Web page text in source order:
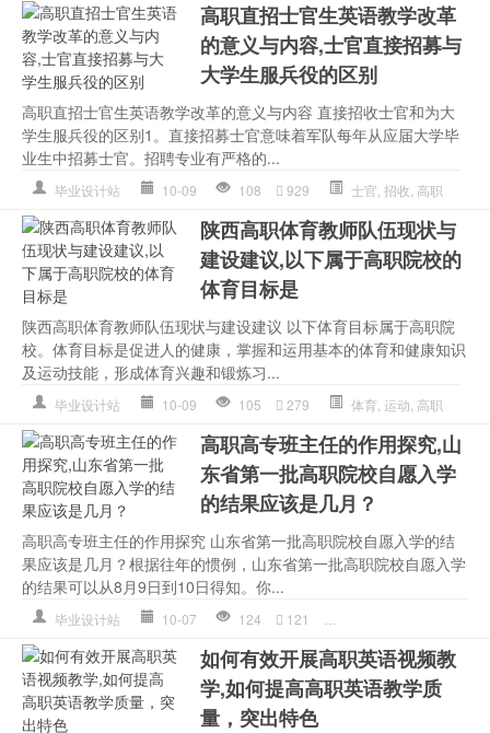
高职直招士官生英语教学改革
的意义与内容,士官直接招募与
大学生服兵役的区别
高职直招士官生英语教学改革的意义与内容 直接招收士官和为大
学生服兵役的区别1。直接招募士官意味着军队每年从应届大学毕
业生中招募士官。招聘专业有严格的...
毕业设计站 10-09 108 929 士官 招收 高职
陕西高职体育教师队伍现状与
建设建议,以下属于高职院校的
体育目标是
陕西高职体育教师队伍现状与建设建议 以下体育目标属于高职院
校。体育目标是促进人的健康，掌握和运用基本的体育和健康知识
及运动技能，形成体育兴趣和锻炼习...
毕业设计站 10-09 105 279 体育 运动 高职
高职高专班主任的作用探究,山
东省第一批高职院校自愿入学
的结果应该是几月？
高职高专班主任的作用探究 山东省第一批高职院校自愿入学的结
果应该是几月？根据往年的惯例，山东省第一批高职院校自愿入学
的结果可以从8月9日到10日得知。你...
毕业设计站 10-07 124 121
如何有效开展高职英语视频教
学,如何提高高职英语教学质
量，突出特色